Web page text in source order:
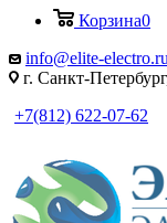
Корзина0
info@elite-electro.ru
г. Санкт-
+7(812) 622-07-62